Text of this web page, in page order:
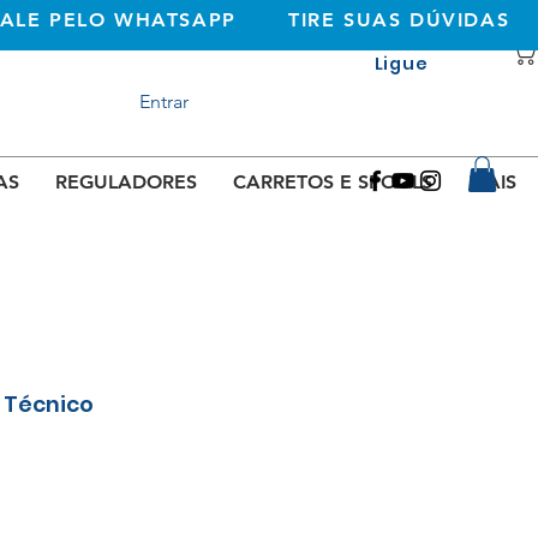
REGULADORES CARRETOS E SPOOLS MAIS
PELO WHATSAPP TIRE SUAS DÚVIDAS
Entrar
Ligue